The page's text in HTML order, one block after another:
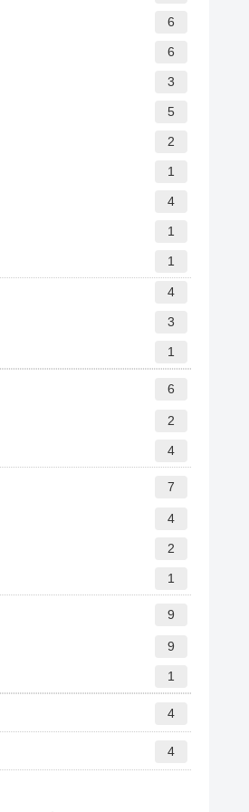
6
6
3
5
2
1
4
1
1
4
3
1
6
2
4
7
4
2
1
9
9
1
4
4